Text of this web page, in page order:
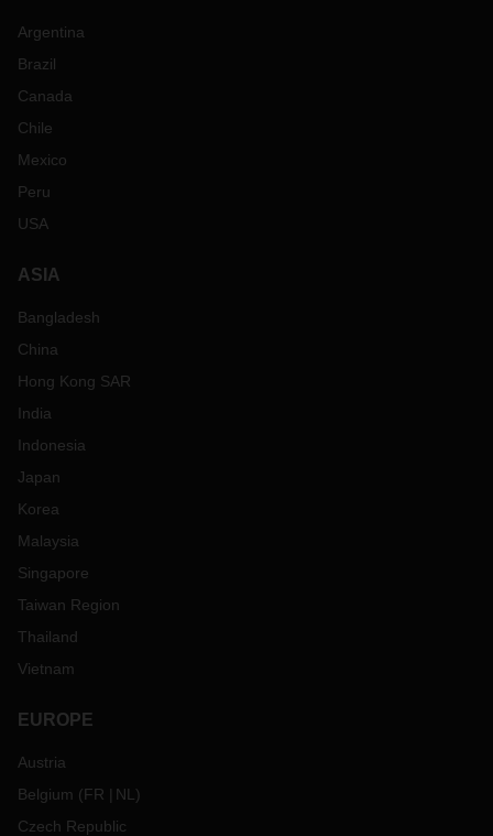
Argentina
Brazil
Canada
Chile
Mexico
Peru
USA
ASIA
Bangladesh
China
Hong Kong SAR
India
Indonesia
Japan
Korea
Malaysia
Singapore
Taiwan Region
Thailand
Vietnam
EUROPE
Austria
Belgium (FR NL )
Czech Republic